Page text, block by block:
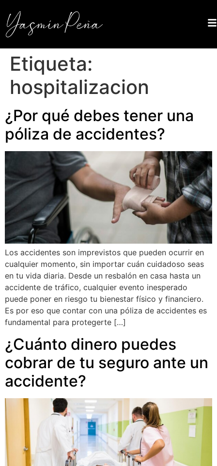
Etiqueta:
hospitalizacion
¿Por qué debes tener una
póliza de accidentes?
Los accidentes son imprevistos que pueden ocurrir en
cualquier momento, sin importar cuán cuidadoso seas
en tu vida diaria. Desde un resbalón en casa hasta un
accidente de tráfico, cualquier evento inesperado
puede poner en riesgo tu bienestar físico y financiero.
Es por eso que contar con una póliza de accidentes es
fundamental para protegerte […]
¿Cuánto dinero puedes
cobrar de tu seguro ante un
accidente?